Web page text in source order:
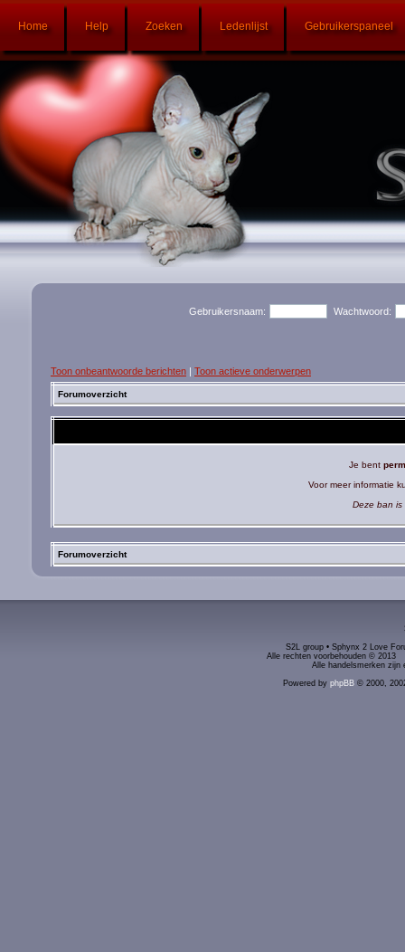
Home Help Zoeken Ledenlijst Gebruikerspaneel
Gebruikersnaam: Wachtwoord:
Toon onbeantwoorde berichten | Toon actieve onderwerpen
Forumoverzicht
Je bent
Voor meer informatie
Deze ban is
Forumoverzicht
S2L group • Sphynx 2 Love
Alle rechten voorbehouden ©
Alle handelsmerken zijn
Powered by phpBB© 2000,